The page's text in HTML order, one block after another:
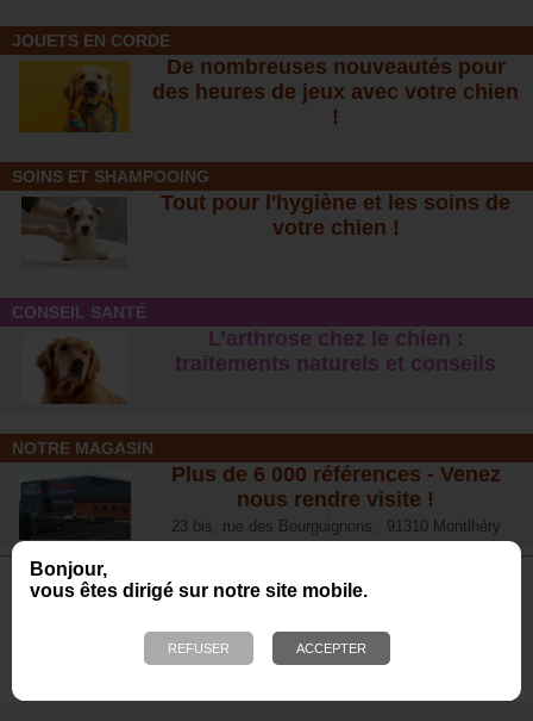
Bonjour,
vous êtes dirigé sur notre site mobile.
JOUETS EN CORDE
De nombreuses nouveautés pour
des heures de jeux avec votre chien
!
SOINS ET SHAMPOOING
Tout pour l'hygiène et les soins de
votre chien !
CONSEIL SANTÉ
L’arthrose chez le chien :
traitements naturels et conseil s
NOTRE MAGASIN
Plus de 6 000 références - Venez
nous rendre visite !
23 bis, rue des Bourguignons, 91310 Montlhéry
Avis de nos Clients
derniers mois. *
4.65/5